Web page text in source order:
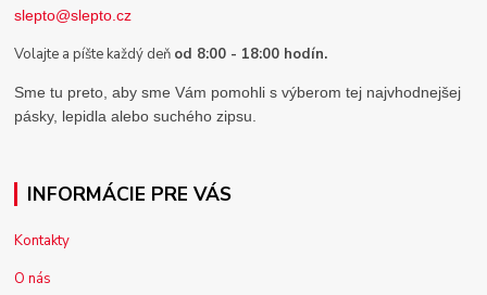
slepto@slepto.cz
Volajte a píšte každý deň od 8:00 - 18:00 hodín.
Sme tu preto, aby sme Vám pomohli s výberom tej najvhodnejšej
pásky, lepidla alebo suchého zipsu.
INFORMÁCIE PRE VÁS
Kontakty
O nás